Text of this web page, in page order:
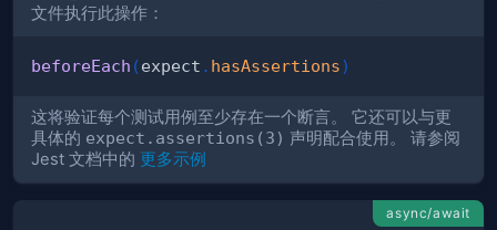
文件执行此操作：
beforeEach (expect . hasAssertions)
这将验证每个测试用例至少存在一个断言。 它还可以与更
具体的 expect.assertions(3) 声明配合使用。 请参阅
Jest 文档中的 更多示例
async/await